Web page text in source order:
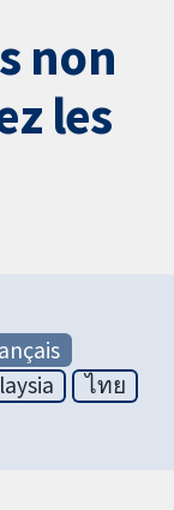
non
les
ไทย